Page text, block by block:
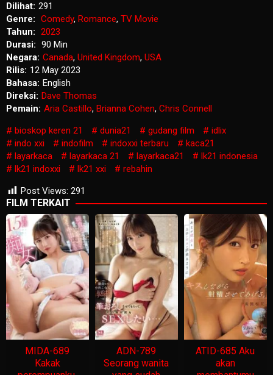
Dilihat: 291
Genre: Comedy, Romance, TV Movie
Tahun: 2023
Durasi: 90 Min
Negara: Canada, United Kingdom, USA
Rilis: 12 May 2023
Bahasa: English
Direksi: Dave Thomas
Pemain: Aria Castillo, Brianna Cohen, Chris Connell
bioskop keren 21
dunia21 gudang film
idlix
indo xxi
indofilm indoxxi terbaru
kaca21
layarkaca
layarkaca 21 layarkaca21
lk21 indonesia
lk21 indoxxi
lk21 xxi
rebahin
Post Views: 291
FILM TERKAIT
MIDA-689
Kakak
ADN-789
Seorang wanita
ATID-685 Aku
akan